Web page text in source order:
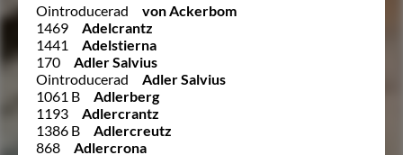
Ointroducerad
von Ackerbom
1469
Adelcrantz
1441
Adelstierna
170
Adler Salvius
Ointroducerad
Adler Salvius
1061 B
Adlerberg
1193
Adlercrantz
1386 B
Adlercreutz
868
Adlercrona